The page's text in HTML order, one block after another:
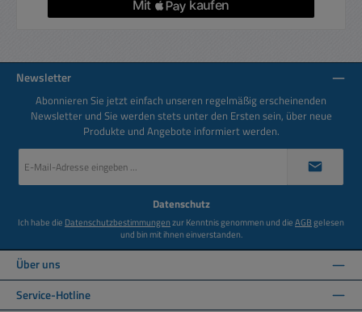
Newsletter
Abonnieren Sie jetzt einfach unseren regelmäßig erscheinenden
Newsletter und Sie werden stets unter den Ersten sein, über neue
Produkte und Angebote informiert werden.
Mail-
Datenschutz
Ich habe die Datenschutzbestimmungenzur Kenntnis genommen und dieAGBgelesen
und bin mit ihnen einverstanden.
Über uns
Service-Hotline